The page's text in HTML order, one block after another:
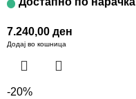
7.240,00 ден
Додај во кошница
-20%